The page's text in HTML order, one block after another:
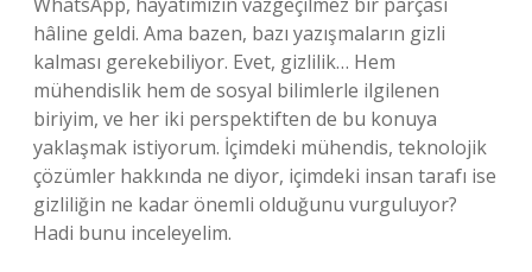
hâline geldi. Ama bazen, bazı yazışmaların gizli
kalması gerekebiliyor. Evet, gizlilik… Hem
mühendislik hem de sosyal bilimlerle ilgilenen
biriyim, ve her iki perspektiften de bu konuya
yaklaşmak istiyorum. İçimdeki mühendis, teknolojik
çözümler hakkında ne diyor, içimdeki insan tarafı ise
gizliliğin ne kadar önemli olduğunu vurguluyor?
Hadi bunu inceleyelim.